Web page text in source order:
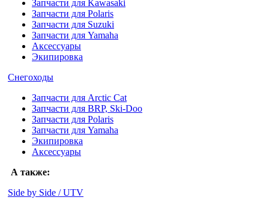
Запчасти для Kawasaki
Запчасти для Polaris
Запчасти для Suzuki
Запчасти для Yamaha
Аксессуары
Экипировка
Снегоходы
Запчасти для Arctic Cat
Запчасти для BRP, Ski-Doo
Запчасти для Polaris
Запчасти для Yamaha
Экипировка
Аксессуары
А также:
Side by Side / UTV